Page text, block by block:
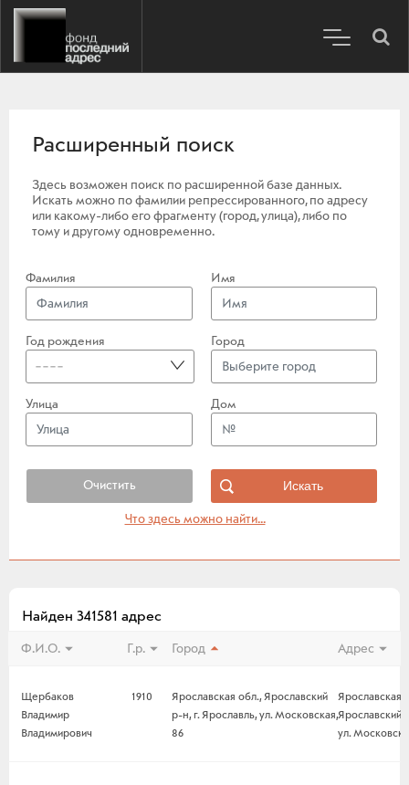
Расширенный поиск
Здесь возможен поиск по расширенной базе данных.
Искать можно по фамилии репрессированного, по адресу
или какому-либо его фрагменту (город, улица), либо по
тому и другому одновременно.
Фамилия Имя
Год рождения
----
Город
Улица Дом
Очистить
Что здесь можно найти...
Найден 341581 адрес
Ф.И.О. Г.р. Город Адрес
Щербаков
Владимир
Владимирович
1910
Ярославская обл., Ярославский
р-н, г. Ярославль, ул. Московская,
86
Ярославская
Ярославский
ул.